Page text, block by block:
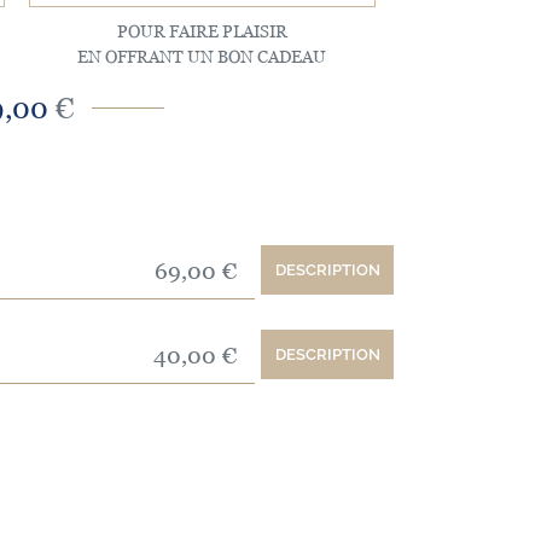
POUR FAIRE PLAISIR
EN OFFRANT UN BON CADEAU
€
69,00 € DESCRIPTION
40,00 € DESCRIPTION